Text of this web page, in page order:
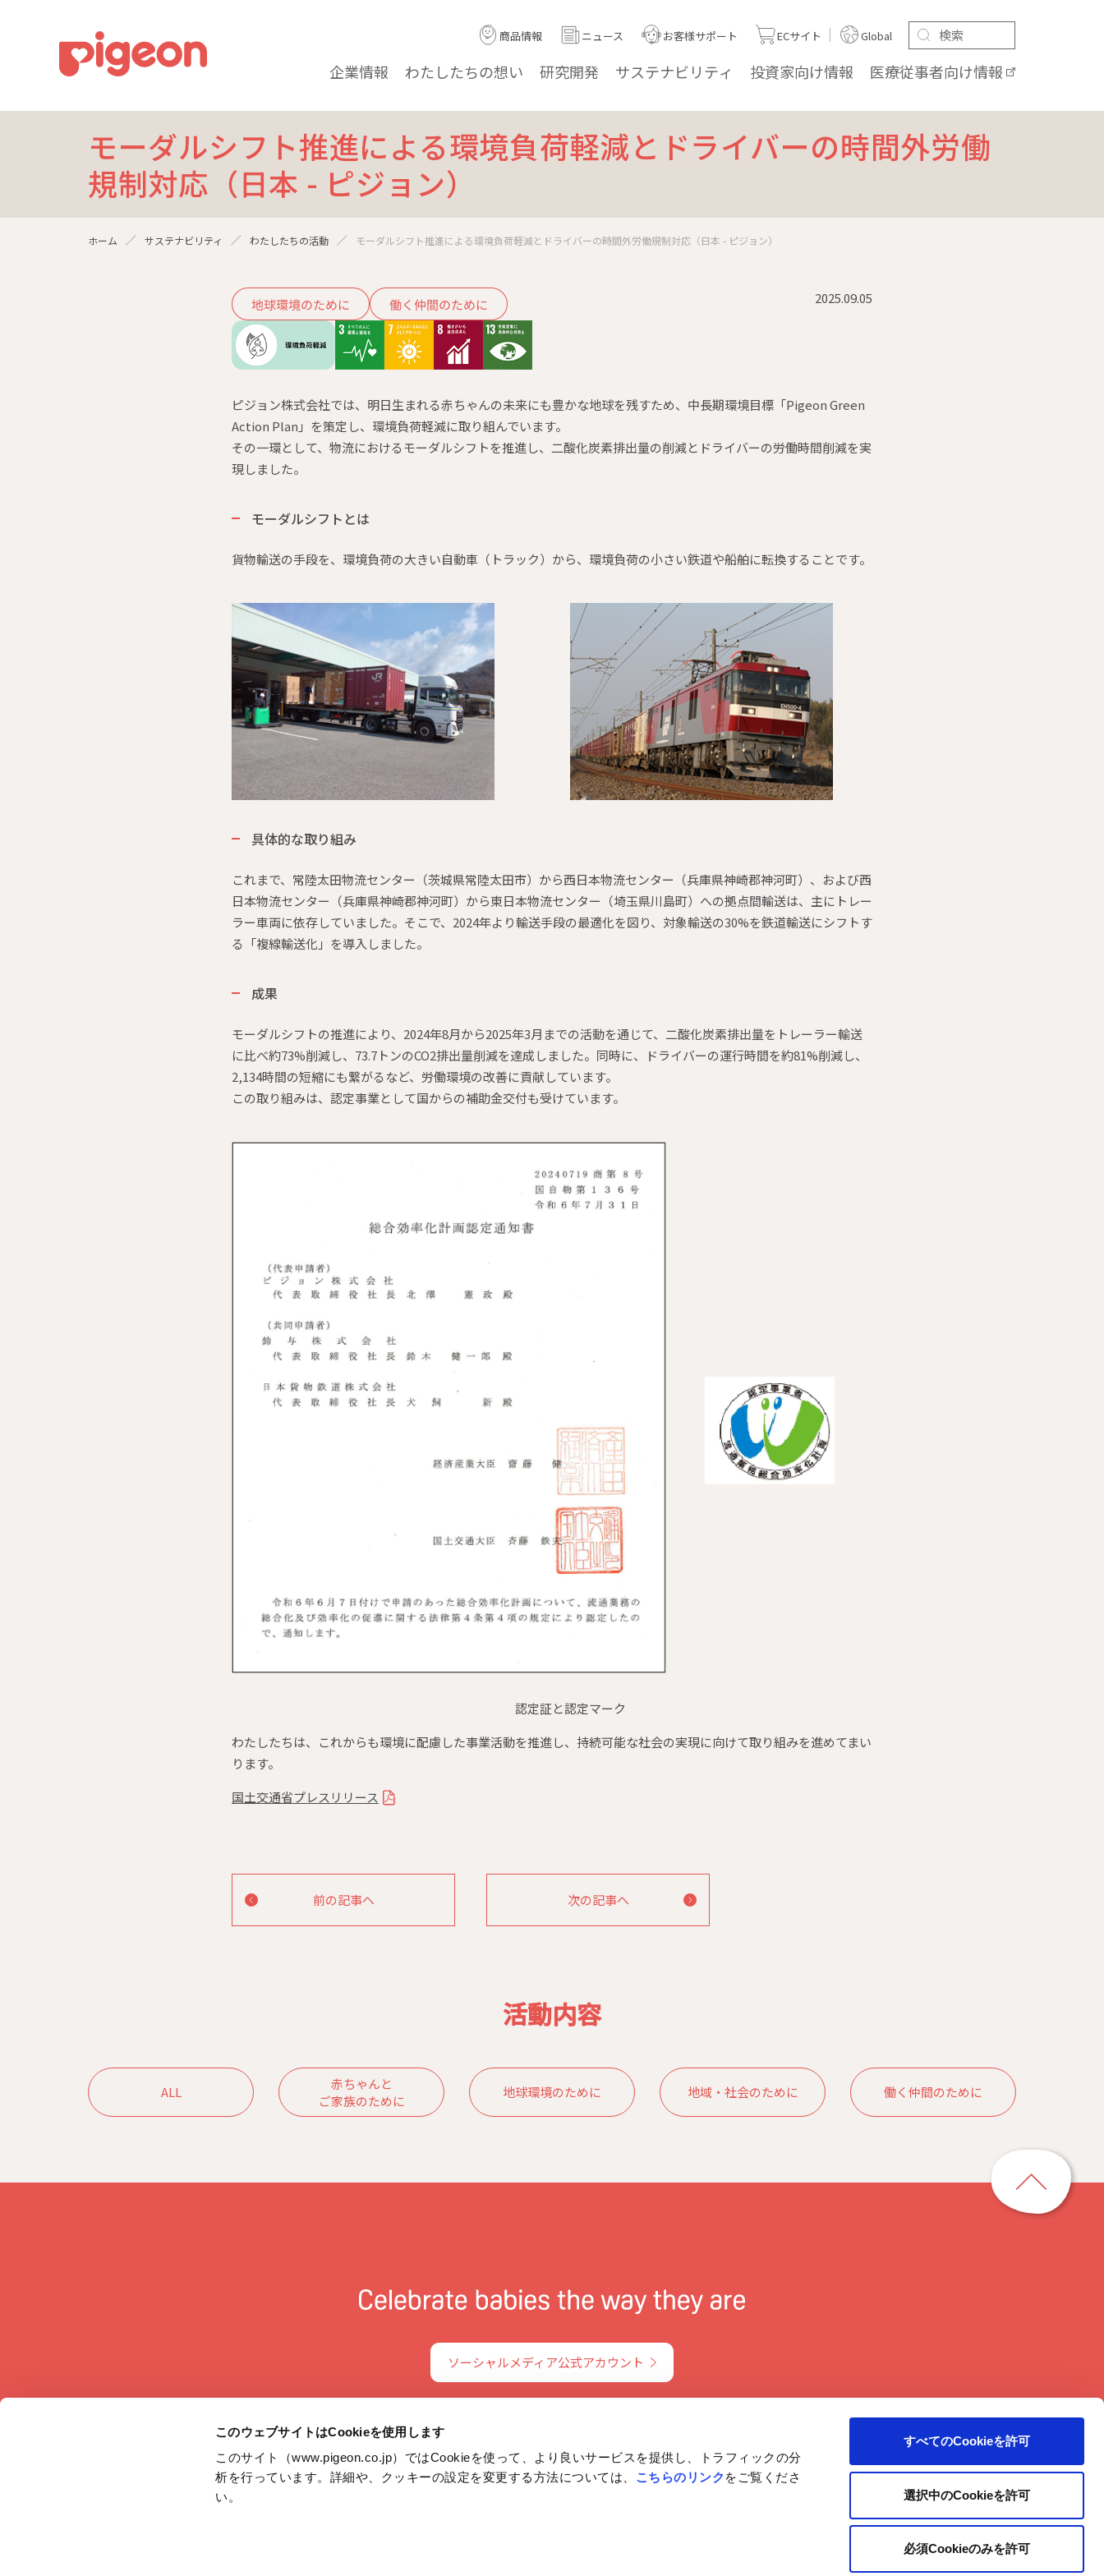
このウェブサイトはCookieを使用します
このサイト（www.pigeon.co.jp）ではCookieを使って、より良いサービスを提供し、トラフィックの分
析を行っています。詳細や、クッキーの設定を変更する方法については、 こちらのリンク をご覧くださ
い。
すべてのCookieを許可
選択中のCookieを許可
必須Cookieのみを許可
企業情報 わたしたちの想い 研究開発 サステナビリティ 投資家向け情報 医療従事者向け情報
商品情報 ニュース お客様サポート ECサイト Global
モーダルシフト推進による環境負荷軽減とドライバーの時間外労働
規制対応（日本 - ピジョン）
2025.09.05
ピジョン株式会社では、明日生まれる赤ちゃんの未来にも豊かな地球を残すため、中長期環境目標「Pigeon Green
Action Plan」を策定し、環境負荷軽減に取り組んでいます。
その一環として、物流におけるモーダルシフトを推進し、二酸化炭素排出量の削減とドライバーの労働時間削減を実
現しました。
モーダルシフトとは
貨物輸送の手段を、環境負荷の大きい自動車（トラック）から、環境負荷の小さい鉄道や船舶に転換することです。
具体的な取り組み
これまで、常陸太田物流センター（茨城県常陸太田市）から西日本物流センター（兵庫県神崎郡神河町）、および西
日本物流センター（兵庫県神崎郡神河町）から東日本物流センター（埼玉県川島町）への拠点間輸送は、主にトレー
ラー車両に依存していました。そこで、2024年より輸送手段の最適化を図り、対象輸送の30%を鉄道輸送にシフトす
る「複線輸送化」を導入しました。
成果
モーダルシフトの推進により、2024年8月から2025年3月までの活動を通じて、二酸化炭素排出量をトレーラー輸送
に比べ約73%削減し、73.7トンのCO2排出量削減を達成しました。同時に、ドライバーの運行時間を約81%削減し、
2,134時間の短縮にも繋がるなど、労働環境の改善に貢献しています。
この取り組みは、認定事業として国からの補助金交付も受けています。
認定証と認定マーク
わたしたちは、これからも環境に配慮した事業活動を推進し、持続可能な社会の実現に向けて取り組みを進めてまい
ります。
国土交通省プレスリリース
前の記事へ 次の記事へ
活動内容
ALL
赤ちゃんと
ご家族のために
地球環境のために 地域・社会のために 働く仲間のために
ホーム サステナビリティ わたしたちの活動 モーダルシフト推進による環境負荷軽減とドライバーの時間外労働規制対応（日本 - ピジョン）
ソーシャルメディア公式アカウント
JAPAN
ペ
ー
ジ